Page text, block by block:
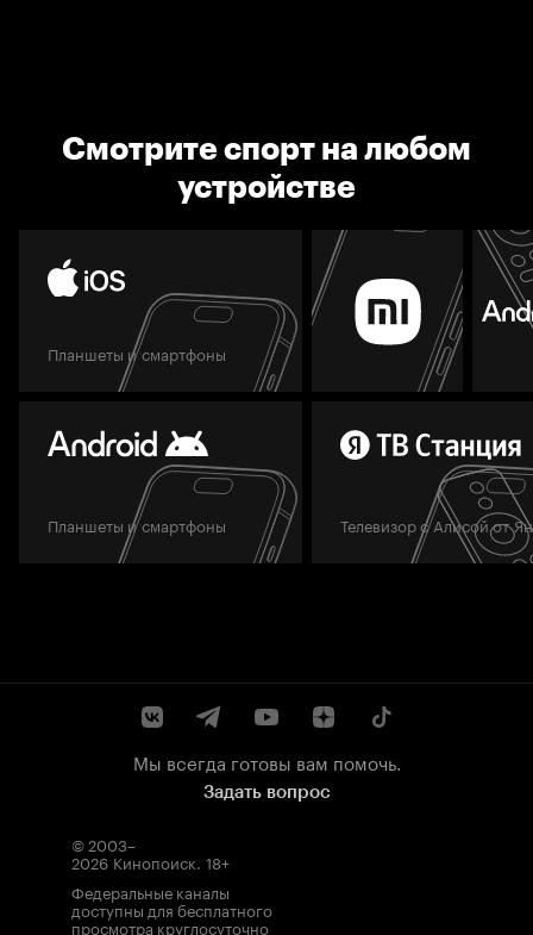
Смотрите спорт на любом
устройстве
Планшеты и смартфоны
Планшеты и смартфоны Телевизор с Алисой от
Мы всегда готовы вам помочь.
Задать вопрос
© 2003–
2026 Кинопоиск. 18+
Федеральные каналы
доступны для бесплатного
просмотра круглосуточно